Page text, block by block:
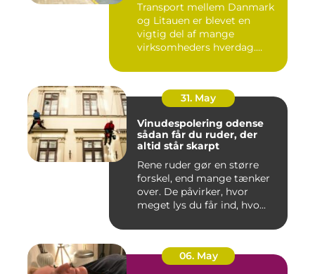
Transport mellem Danmark
og Litauen er blevet en
vigtig del af mange
virksomheders hverdag.
31. May
Vinudespolering odense
sådan får du ruder, der
altid står skarpt
Rene ruder gør en større
forskel, end mange tænker
over. De påvirker, hvor
meget lys du får ind, hvo...
06. May